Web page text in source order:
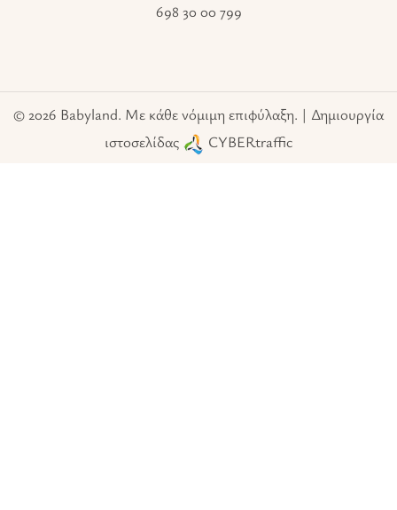
698 30 00 799
© 2026 Babyland. Με κάθε νόμιμη επιφύλαξη. | Δημιουργία
ιστοσελίδας
CYBERtraffic